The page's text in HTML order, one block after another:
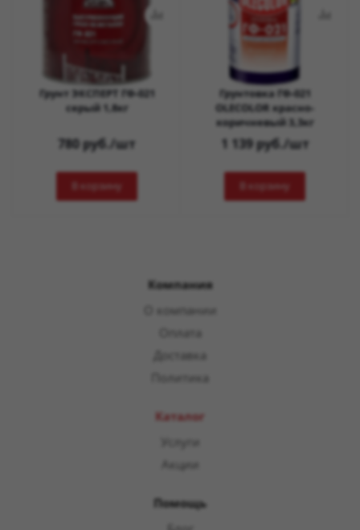
Грунт ЭКСПЕРТ ГФ-021
серый 1,8кг
780руб./шт
В корзину
Грунтовка ГФ-021
OLECOLOR красно-
коричневый 3,3кг
1 139руб./шт
В корзину
Компания
О компании
Оплата
Доставка
Политика
Каталог
Услуги
Акции
Помощь